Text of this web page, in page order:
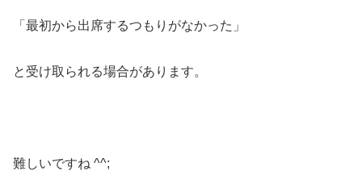
「最初から出席するつもりがなかった」
と受け取られる場合があります。
難しいですね ^^;